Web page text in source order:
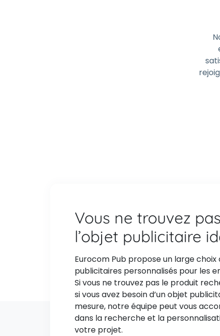
Vous ne trouvez pas
l’objet publicitaire
Eurocom Pub propose un large choix
publicitaires personnalisés pour les
Si vous ne trouvez pas le produit
si vous avez besoin d’un objet
mesure, notre équipe peut vous
dans la recherche et la
votre projet.